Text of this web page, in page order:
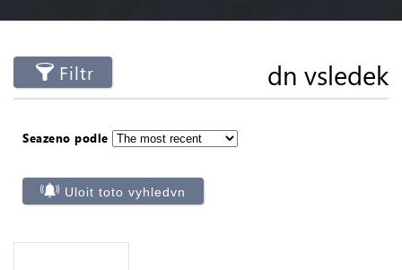
Filtr dn vsledek
Seazeno podle
Uloit toto vyhledvn